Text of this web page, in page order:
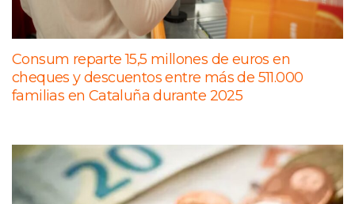
Consum reparte 15,5 millones de euros en
cheques y descuentos entre más de 511.000
familias en Cataluña durante 2025